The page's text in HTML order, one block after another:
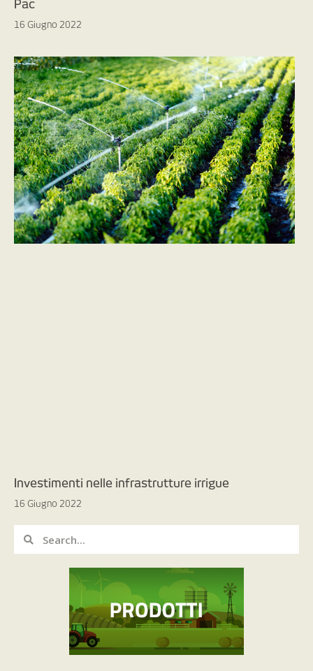
Pac
16 Giugno 2022
Investimenti nelle infrastrutture irrigue
16 Giugno 2022